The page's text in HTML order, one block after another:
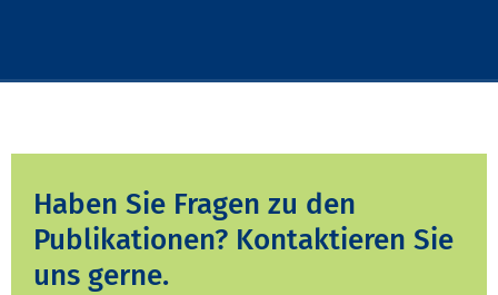
Haben Sie Fragen zu den
Publikationen? Kontaktieren Sie
uns gerne.